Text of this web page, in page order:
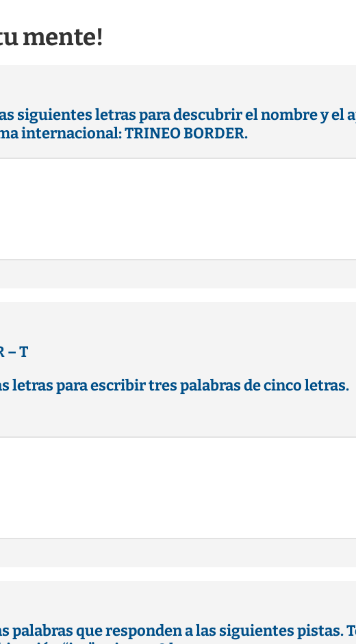
mente!
siguientes letras para descubrir el nombre y el
internacional: TRINEO BORDER.
– T
letras para escribir tres palabras de cinco letras.
palabras que responden a las siguientes pistas.